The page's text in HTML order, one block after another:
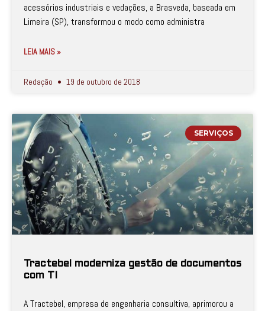
acessórios industriais e vedações, a Brasveda, baseada em
Limeira (SP), transformou o modo como administra
LEIA MAIS »
Redação 19 de outubro de 2018
SERVIÇOS
Tractebel moderniza gestão de documentos
com TI
A Tractebel, empresa de engenharia consultiva, aprimorou a